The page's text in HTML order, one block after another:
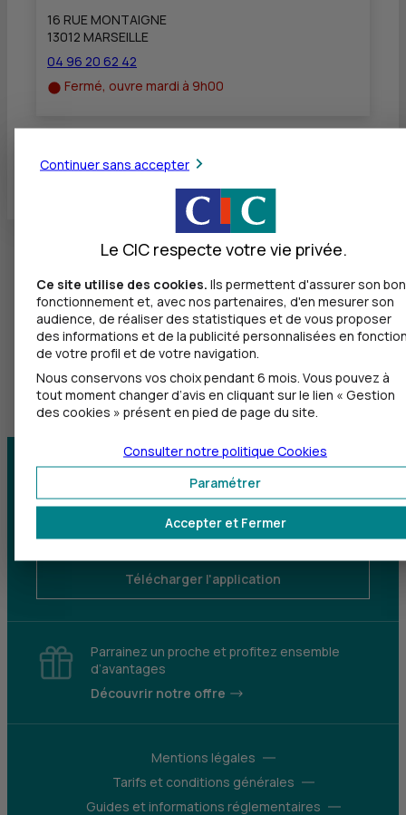
16 RUE MONTAIGNE
13012 MARSEILLE
04 96 20 62 42
Fermé, ouvre mardi à 9h00
Toutes les localités
Centre d'aide Trouver une agence
malentendants
Télécharger l'application
Parrainez un proche et profitez ensemble
d’avantages
Découvrir notre offre
Mentions légales
Tarifs et conditions générales
Guides et informations réglementaires
Continuer sans accepter
Le CIC respecte votre vie privée.
Ce site utilise des cookies. Ils permettent d'assurer son bon
fonctionnement et, avec nos partenaires, d'en mesurer son
audience, de réaliser des statistiques et de vous proposer
des informations et de la publicité personnalisées en
de votre profil et de votre navigation.
Nous conservons vos choix pendant 6 mois. Vous pouvez à
tout moment changer d’avis en cliquant sur le lien « Gestion
des cookies » présent en pied de page du site.
Accepter et Fermer
Paramétrer
Consulter notre politique Cookies